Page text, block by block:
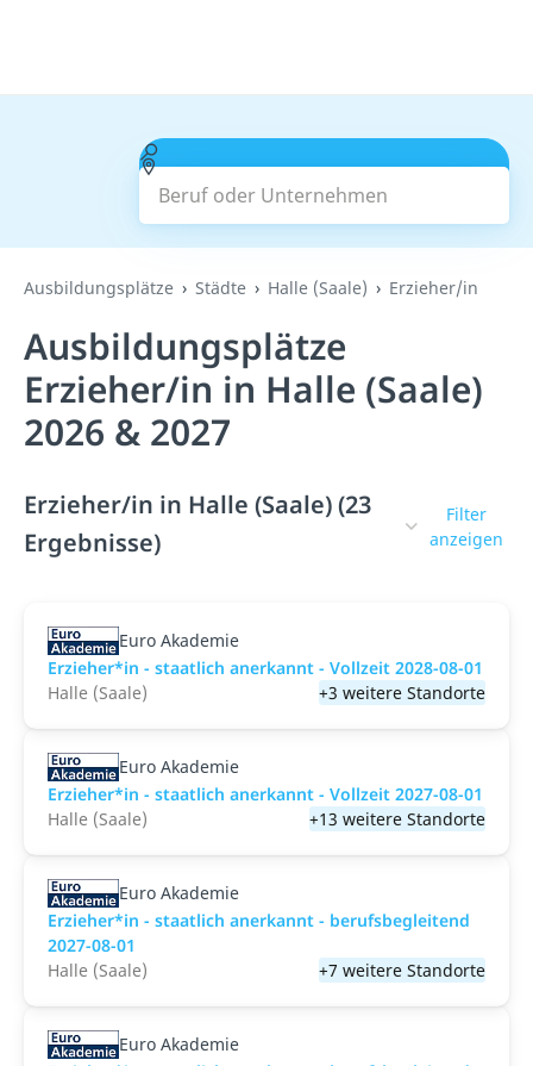
Beruf oder Unternehmen
Suchen
Ausbildungsplätze Städte Halle (Saale) Erzieher/in
Ausbildungsplätze
Erzieher/in in Halle (Saale)
2026 & 2027
Erzieher/in in Halle (Saale) (23
Ergebnisse)
Filter
anzeigen
Euro Akademie
Erzieher*in - staatlich anerkannt - Vollzeit 2028-08-01
Halle (Saale)
+3 weitere Standorte
Euro Akademie
Erzieher*in - staatlich anerkannt - Vollzeit 2027-08-01
Halle (Saale)
+13 weitere Standorte
Euro Akademie
Erzieher*in - staatlich anerkannt - berufsbegleitend
2027-08-01
Halle (Saale)
+7 weitere Standorte
Euro Akademie